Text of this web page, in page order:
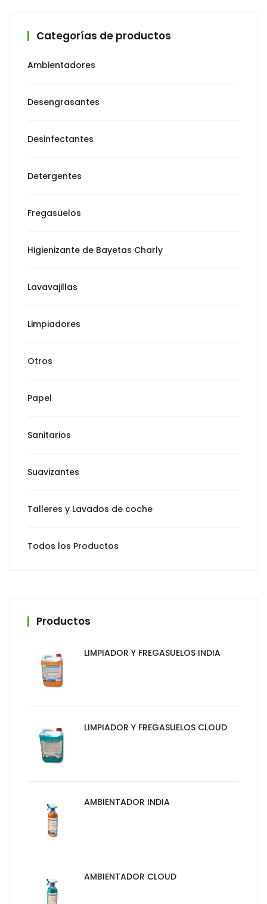
Categorías de productos
Ambientadores
Desengrasantes
Desinfectantes
Detergentes
Fregasuelos
Higienizante de Bayetas Charly
Lavavajillas
Limpiadores
Otros
Papel
Sanitarios
Suavizantes
Talleres y Lavados de coche
Todos los Productos
Productos
LIMPIADOR Y FREGASUELOS INDIA
LIMPIADOR Y FREGASUELOS CLOUD
AMBIENTADOR INDIA
AMBIENTADOR CLOUD